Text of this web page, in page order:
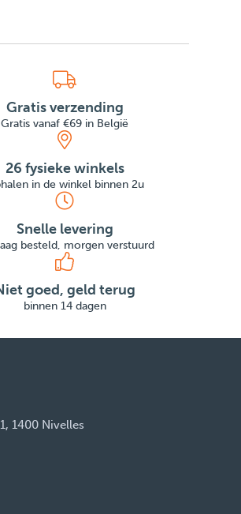
Gratis verzending
Gratis vanaf €69 in België
26 fysieke winkels
in de winkel binnen 2u
Snelle levering
besteld, morgen verstuurd
goed, geld terug
binnen 14 dagen
1400 Nivelles